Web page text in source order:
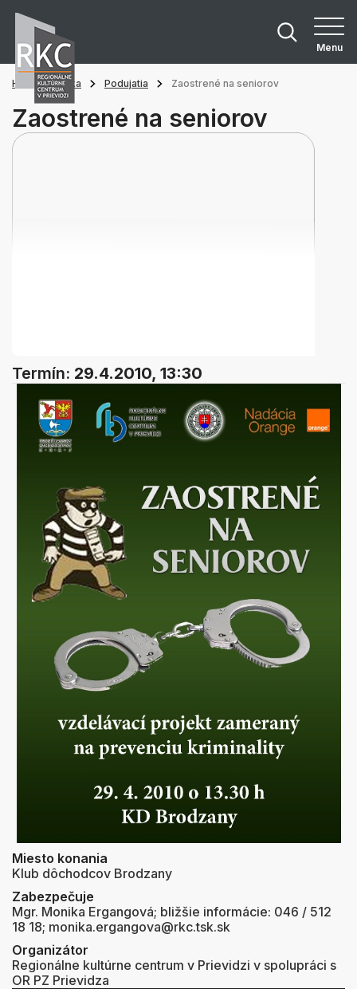
Menu
Hlavná stránka Podujatia Zaostrené na seniorov
Zaostrené na seniorov
Termín: 29.4.2010, 13:30
Miesto konania
Klub dôchodcov Brodzany
Zabezpečuje
Mgr. Monika Ergangová; bližšie informácie: 046 / 512
18 18; monika.ergangova@rkc.tsk.sk
Organizátor
Regionálne kultúrne centrum v Prievidzi v spolupráci s
OR PZ Prievidza